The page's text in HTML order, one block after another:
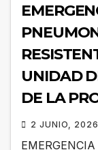
UNIDAD
DE LA
AIRES
EVENTO
2 JUNIO, 2026